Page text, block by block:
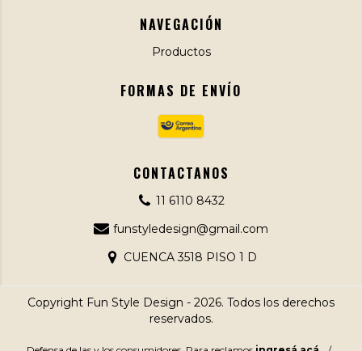
NAVEGACIÓN
Productos
FORMAS DE ENVÍO
CONTACTANOS
11 6110 8432
funstyledesign@gmail.com
CUENCA 3518 PISO 1 D
Copyright Fun Style Design - 2026. Todos los derechos
reservados.